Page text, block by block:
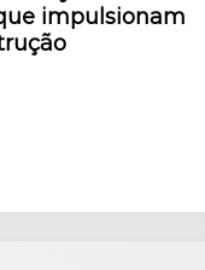
impulsionam